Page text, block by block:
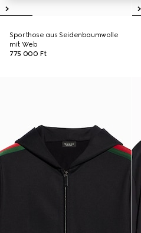
Sporthose aus Seidenbaumwolle
mit Web
775 000 Ft